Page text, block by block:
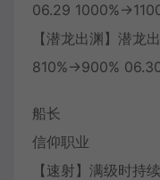
06.29
【潜龙出渊】潜龙
810%→900%
船长
信仰职业
【速射】满级时持